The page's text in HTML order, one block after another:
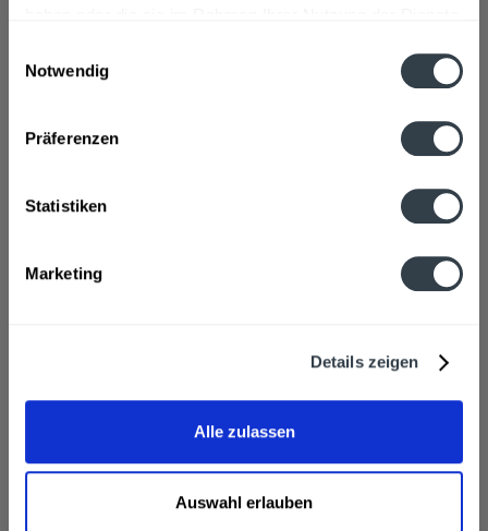
Notwendig
Präferenzen
Statistiken
Marketing
Details zeigen
Alle zulassen
Auswahl erlauben
Ca Maiol Lugana 6 x 0,75l Karton